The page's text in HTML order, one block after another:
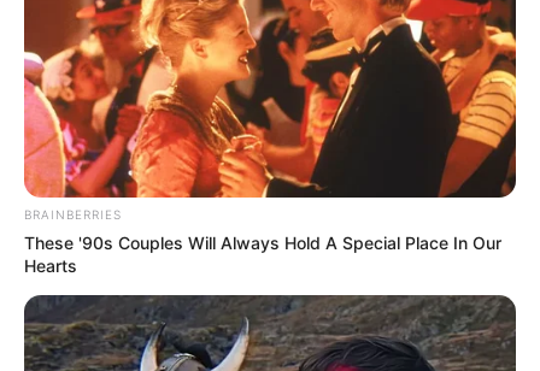
¿Y en las relaciones
sexuales?
BRAINBERRIES
These '90s Couples Will Always Hold A Special Place In Our
Hearts